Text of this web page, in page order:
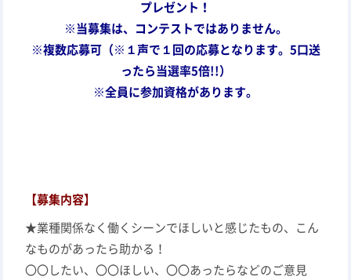
プレゼント！
※当募集は、コンテストではありません。
※複数応募可（※１声で１回の応募となります。5口送
ったら当選率5倍!!）
※全員に参加資格があります。
【募集内容】
★業種関係なく働くシーンでほしいと感じたもの、こん
なものがあったら助かる！
〇〇したい、〇〇ほしい、〇〇あったらなどのご意見